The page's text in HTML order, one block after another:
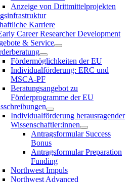
Anzeige von Drittmittelprojekten
Karriere
Career Researcher Development
& Service
Fördermöglichkeiten der EU
Individualförderung: ERC und
MSCA-PF
Beratungsangebot zu
Förderprogramme der EU
Individualförderung herausragender
Wissenschaftler:innen
Antragsformular Success
Bonus
Antragsformular Preparation
Funding
Northwest Impuls
Northwest Advanced